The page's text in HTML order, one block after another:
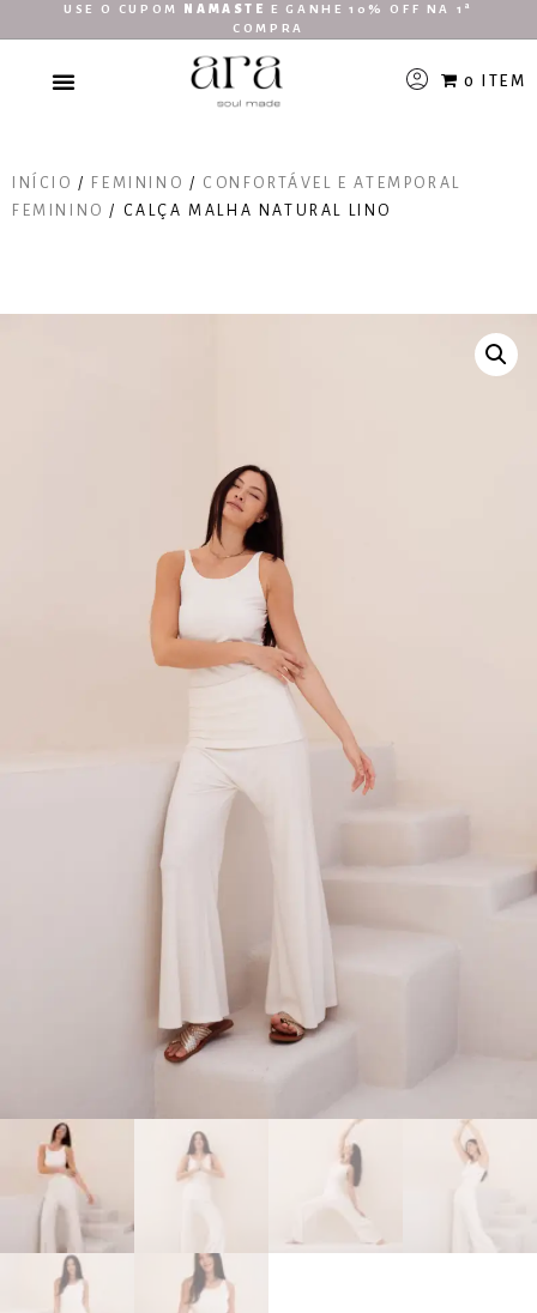
USE O CUPOM NAMASTE
E GANHE 10% OFF NA 1ª
COMPRA
0 ITEM
INÍCIO / FEMININO / CONFORTÁVEL E ATEMPORAL
FEMININO / CALÇA MALHA NATURAL LINO